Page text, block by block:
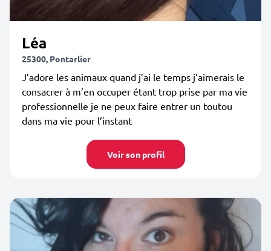
Léa
25300, Pontarlier
J’adore les animaux quand j’ai le temps j’aimerais le
consacrer à m’en occuper étant trop prise par ma vie
professionnelle je ne peux faire entrer un toutou
dans ma vie pour l’instant
Voir son profil